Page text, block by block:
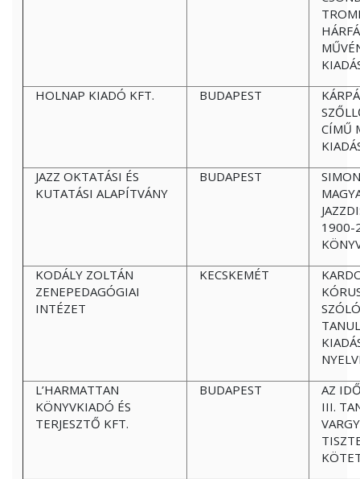
HOLNAP KIADÓ KFT.
BUDAPEST
CÍMŰ
JAZZ OKTATÁSI ÉS
KUTATÁSI ALAPÍTVÁNY
BUDAPEST
1900-
KODÁLY ZOLTÁN
ZENEPEDAGÓGIAI
INTÉZET
KECSKEMÉT
SZÓLÓ
L’HARMATTAN
KÖNYVKIADÓ ÉS
TERJESZTŐ KFT.
BUDAPEST
AZ
III.